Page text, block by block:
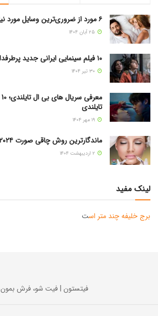
۶ مورد از ضروری‌ترین وسایل مورد نیاز شب جمعه
۱۰ فیلم سینمایی ایرانی جدید پرطرفدار در سال ۱۴۰۴
تایلندی
ماندگارترین روش چاقی صورت ۲۰۲۴
لینک مفید
برج خلیفه چند متر است
فیتستون | فیت شو، فرش بمون